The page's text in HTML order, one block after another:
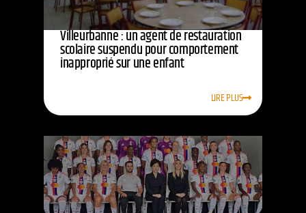
Villeurbanne : un agent de restauration
scolaire suspendu pour comportement
inapproprié sur une enfant
LIRE PLUS